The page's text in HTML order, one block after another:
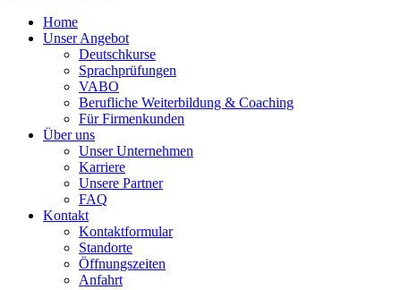
Home
Unser Angebot
Deutschkurse
Sprachprüfungen
VABO
Berufliche Weiterbildung & Coaching
Für Firmenkunden
Über uns
Unser Unternehmen
Karriere
Unsere Partner
FAQ
Kontakt
Kontaktformular
Standorte
Öffnungszeiten
Anfahrt